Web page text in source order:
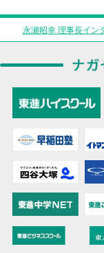
永瀬昭幸 理事長イン